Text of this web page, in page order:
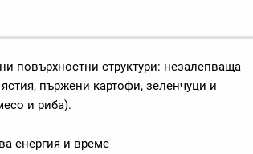
повърхностни структури: незалепваща
пържени картофи, зеленчуци и
и риба).
енергия и време